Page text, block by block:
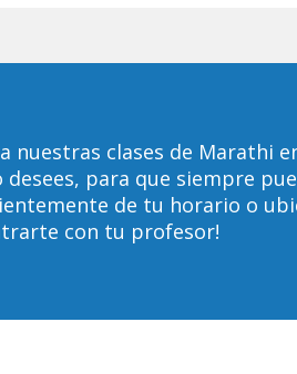
nuestras clases de Marathi
desees, para que siempre
de tu horario o
con tu profesor!